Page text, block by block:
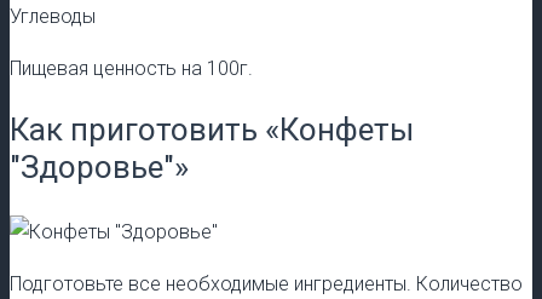
Углеводы
Пищевая ценность на 100г.
Как приготовить «Конфеты
"Здоровье"»
Подготовьте все необходимые ингредиенты. Количество